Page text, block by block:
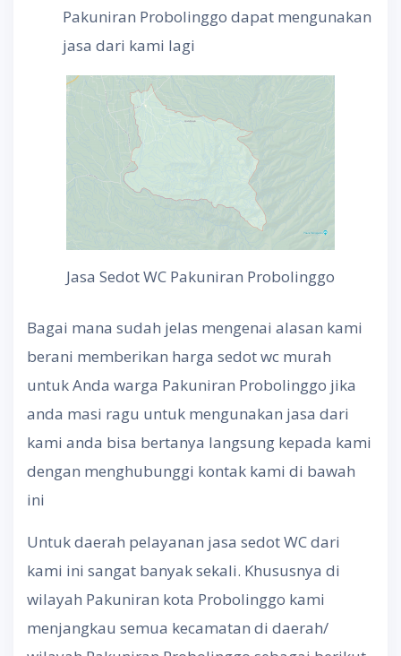
Pakuniran Probolinggo dapat mengunakan
jasa dari kami lagi
Jasa Sedot WC Pakuniran Probolinggo
Bagai mana sudah jelas mengenai alasan kami
berani memberikan harga sedot wc murah
untuk Anda warga Pakuniran Probolinggo jika
anda masi ragu untuk mengunakan jasa dari
kami anda bisa bertanya langsung kepada kami
dengan menghubunggi kontak kami di bawah
ini
Untuk daerah pelayanan jasa sedot WC dari
kami ini sangat banyak sekali. Khususnya di
wilayah Pakuniran kota Probolinggo kami
menjangkau semua kecamatan di daerah/